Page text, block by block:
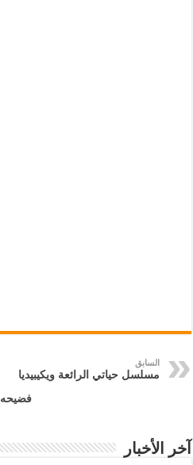
السابق
مسلسل حياتي الرائعة ويكيبيديا
آخر الأخبار